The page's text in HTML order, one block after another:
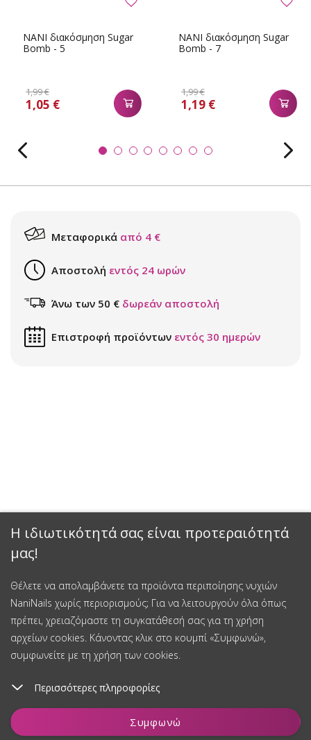
Η ιδιωτικότητά σας είναι προτεραιότητά
μας!
Θέλετε να απολαμβάνετε τα προϊόντα περιποίησης νυχιών
NaniNails χωρίς περιορισμούς; Για να λειτουργούν όλα όπως
πρέπει, χρειαζόμαστε τη συγκατάθεσή σας για τη χρήση
αρχείων cookies. Κάνοντας κλικ στο κουμπί «Συμφωνώ»,
συμφωνείτε με τη χρήση των cookies.
Περισσότερες πληροφορίες
Συμφωνώ
Προσθήκη στο καλάθι
NANI διακόσμηση Sugar
Bomb - 5
1,99 €
1,05 €
NANI διακόσμηση Sugar
Bomb - 7
1,99 €
1,19 €
Μεταφορικά από 4 €
Αποστολή εντός 24 ωρών
Άνω των 50 € δωρεάν αποστολή
Επιστροφή προϊόντων εντός 30 ημερών